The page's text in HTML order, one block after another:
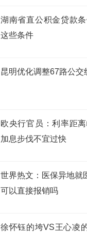
湖南省直公积金贷款
这些条件
昆明优化调整67路公交
欧央行官员：利率距
加息步伐不宜过快
世界热文：医保异地就
可以直接报销吗
徐怀钰的垮VS王心凌